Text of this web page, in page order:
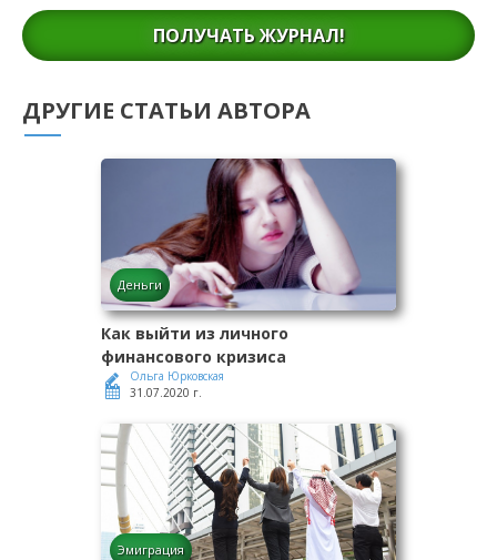
ПОЛУЧАТЬ ЖУРНАЛ!
ДРУГИЕ СТАТЬИ АВТОРА
Деньги
Как выйти из личного
финансового кризиса
Ольга Юрковская
31.07.2020 г.
Эмиграция